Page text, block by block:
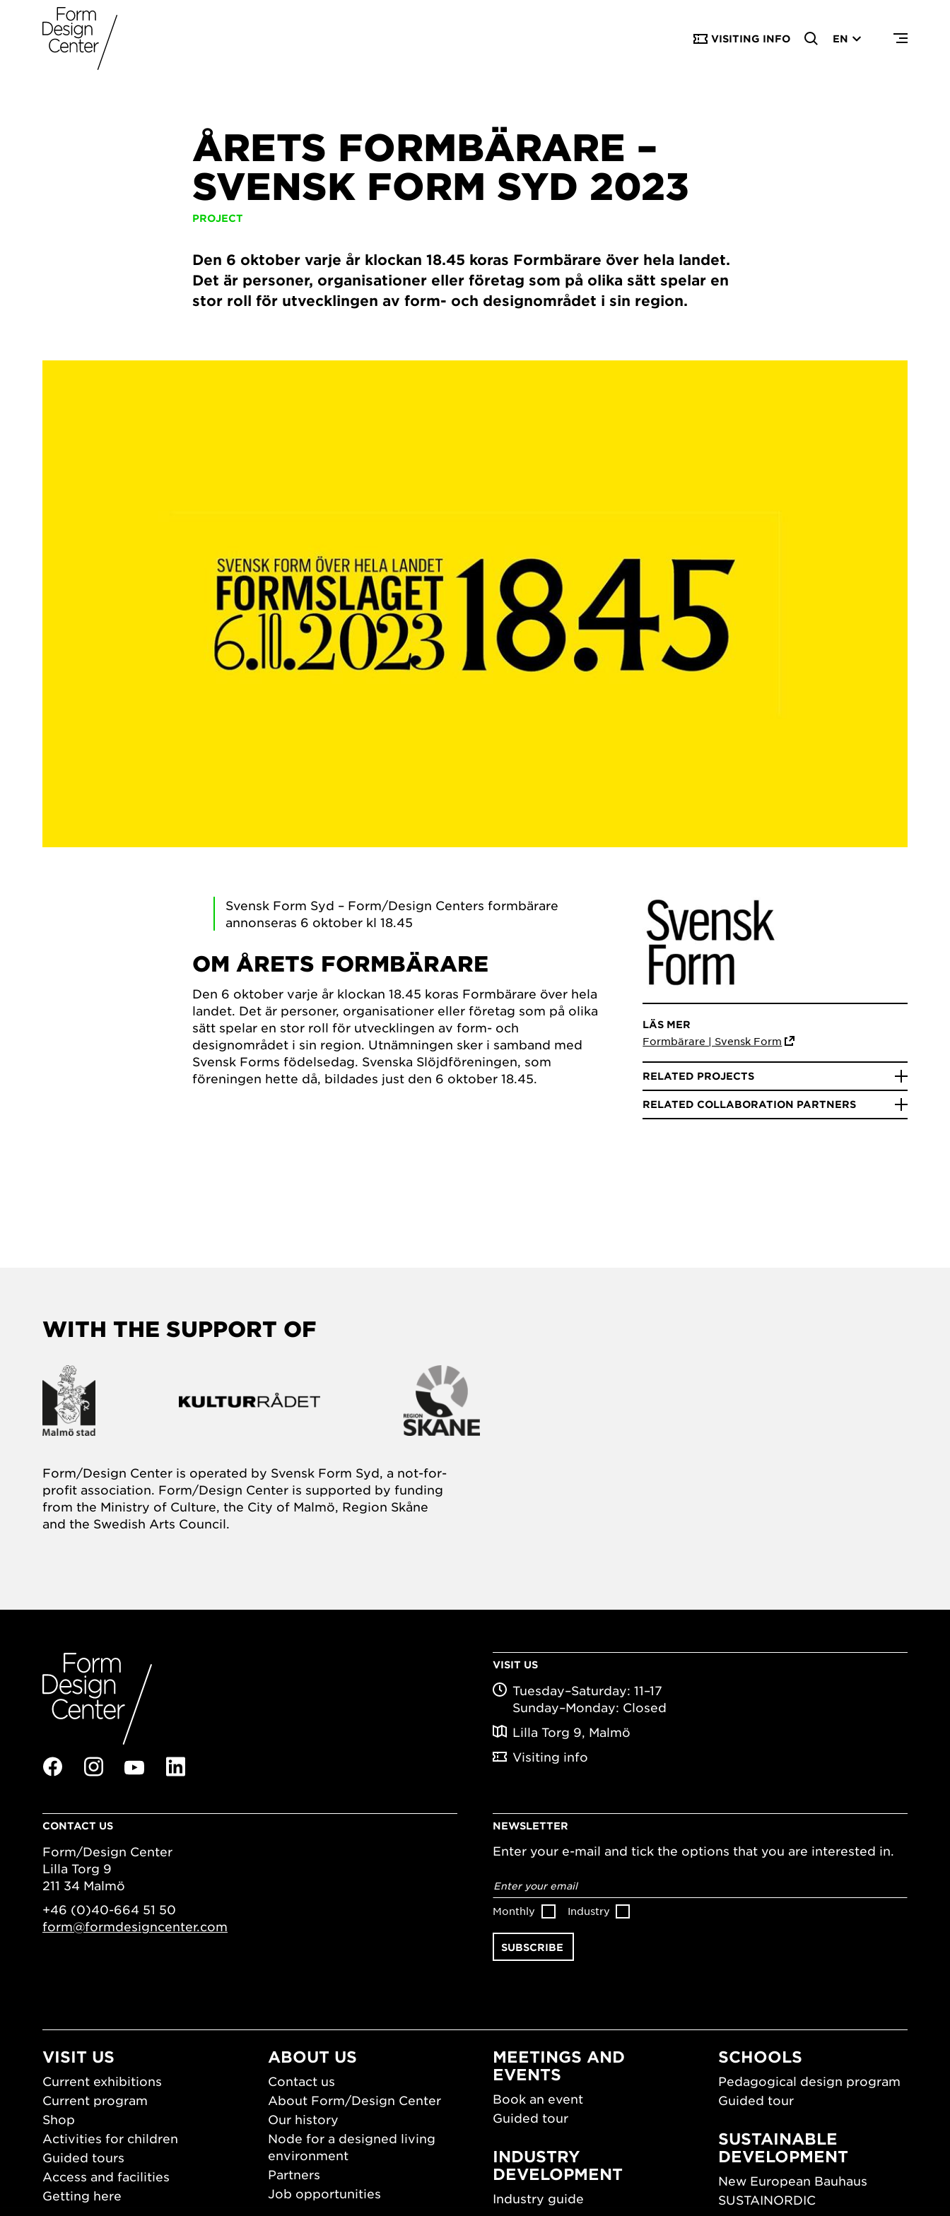
VISITING INFO EN
ÅRETS FORMBÄRARE –
SVENSK FORM SYD 2023
PROJECT
Den 6 oktober varje år klockan 18.45 koras Formbärare över hela landet.
Det är personer, organisationer eller företag som på olika sätt spelar en
stor roll för utvecklingen av form- och designområdet i sin region.
Svensk Form Syd – Form/Design Centers formbärare
annonseras 6 oktober kl 18.45
OM ÅRETS FORMBÄRARE
Den 6 oktober varje år klockan 18.45 koras Formbärare över hela
landet. Det är personer, organisationer eller företag som på olika
sätt spelar en stor roll för utvecklingen av form- och
designområdet i sin region. Utnämningen sker i samband med
Svensk Forms födelsedag. Svenska Slöjdföreningen, som
föreningen hette då, bildades just den 6 oktober 18.45.⁣
LÄS MER
Formbärare | Svensk Form
RELATED PROJECTS
RELATED COLLABORATION PARTNERS
WITH THE SUPPORT OF
Form/Design Center is operated by Svensk Form Syd, a not-for-
profit association. Form/Design Center is supported by funding
from the Ministry of Culture, the City of Malmö, Region Skåne
and the Swedish Arts Council.
VISIT US
Tuesday–Saturday: 11–17
Sunday–Monday: Closed
Lilla Torg 9, Malmö
Visiting info
CONTACT US
Form/Design Center
Lilla Torg 9
211 34 Malmö
+46 (0)40-664 51 50
form@formdesigncenter.com
NEWSLETTER
Enter your e-mail and tick the options that you are interested in.
address*
Monthly Industry
VISIT US
Current exhibitions
Current program
Shop
Activities for children
Guided tours
Access and facilities
Getting here
ABOUT US
Contact us
About Form/Design Center
Our history
Node for a designed living
environment
Partners
Job opportunities
MEETINGS AND
EVENTS
Book an event
Guided tour
INDUSTRY
DEVELOPMENT
Industry guide
SCHOOLS
Pedagogical design program
Guided tour
SUSTAINABLE
DEVELOPMENT
New European Bauhaus
SUSTAINORDIC